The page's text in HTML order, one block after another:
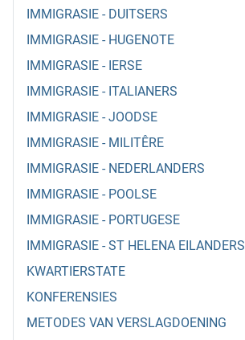
IMMIGRASIE - DUITSERS
IMMIGRASIE - HUGENOTE
IMMIGRASIE - IERSE
IMMIGRASIE - ITALIANERS
IMMIGRASIE - JOODSE
IMMIGRASIE - MILITÊRE
IMMIGRASIE - NEDERLANDERS
IMMIGRASIE - POOLSE
IMMIGRASIE - PORTUGESE
IMMIGRASIE - ST HELENA EILANDERS
KWARTIERSTATE
KONFERENSIES
METODES VAN VERSLAGDOENING